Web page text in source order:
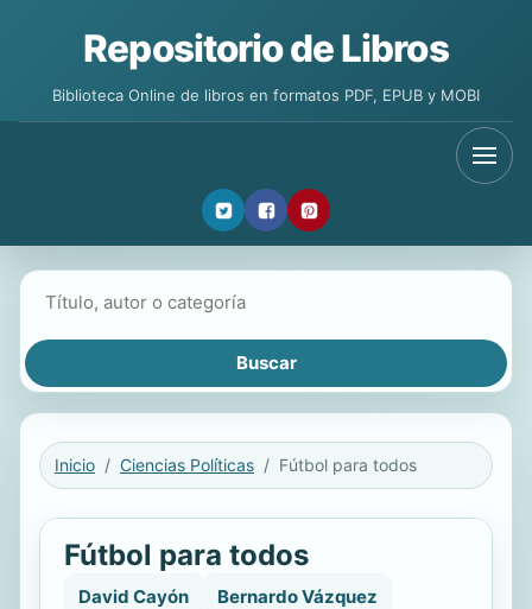
Repositorio de Libros
Biblioteca Online de libros en formatos PDF, EPUB y MOBI
Inicio Ciencias Políticas Fútbol para todos
Fútbol para todos
David Cayón Bernardo Vázquez